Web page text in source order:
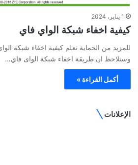
1 يناير، 2024
كيفية اخفاء شبكة الواي فاي
وستلاحظ ان طريقة اخفاء شبكة الواى فاي…
أكمل القراءة »
الإعلانات